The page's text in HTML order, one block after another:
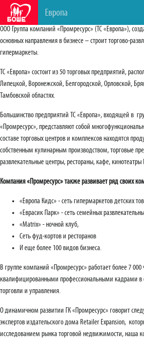
Европа
ООО Группа компаний «Промресурс» (ТС «Европа»),
основных направления в бизнесе – строит торгово-
гипермаркеты.
ТС «Европа» состоит из 50 торговых предприятий,
Липецкой, Воронежской, Белгородской, Орловской,
Тамбовской областях.
Большинство предприятий ТС «Европа», входящей в
«Промресурс», представляют собой
составе торговых центров и комплексов находятся
собственным кулинарным производством, торговые
развлекательные центры, рестораны, кафе,
Компания «Промресурс» также развивает ряд своих
«Европа Кидс» - сеть гипермаркетов детских
«Еврасик Парк» - сеть семейных
«Мatrix» - ночной клуб,
Сеть фуд-кортов и ресторанов
И еще более 100 видов бизнеса.
В группе компаний «Промресурс» работает более 7
квалифицированными профессиональными кадрами в
торговли и управления.
О динамичном развитии ГК «Промресурс» говорит
экспертов издательского дома Retailer Expansion,
исследованием рынка торговой недвижимости, наша